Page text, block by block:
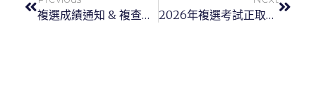
複選成績通知 & 複查申請 2026年複選考試正取和備取名單